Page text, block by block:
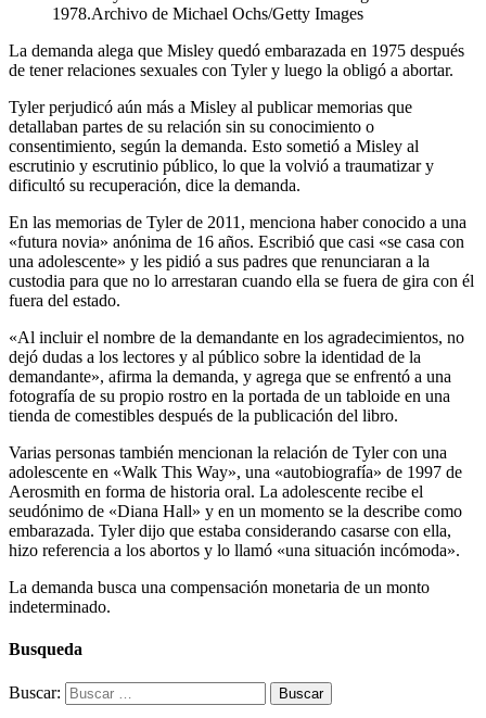
1978.Archivo de Michael Ochs/Getty Images
La demanda alega que Misley quedó embarazada en 1975 después
de tener relaciones sexuales con Tyler y luego la obligó a abortar.
Tyler perjudicó aún más a Misley al publicar memorias que
detallaban partes de su relación sin su conocimiento o
consentimiento, según la demanda. Esto sometió a Misley al
escrutinio y escrutinio público, lo que la volvió a traumatizar y
dificultó su recuperación, dice la demanda.
En las memorias de Tyler de 2011, menciona haber conocido a una
«futura novia» anónima de 16 años. Escribió que casi «se casa con
una adolescente» y les pidió a sus padres que renunciaran a la
custodia para que no lo arrestaran cuando ella se fuera de gira con él
fuera del estado.
«Al incluir el nombre de la demandante en los agradecimientos, no
dejó dudas a los lectores y al público sobre la identidad de la
demandante», afirma la demanda, y agrega que se enfrentó a una
fotografía de su propio rostro en la portada de un tabloide en una
tienda de comestibles después de la publicación del libro.
Varias personas también mencionan la relación de Tyler con una
adolescente en «Walk This Way», una «autobiografía» de 1997 de
Aerosmith en forma de historia oral. La adolescente recibe el
seudónimo de «Diana Hall» y en un momento se la describe como
embarazada. Tyler dijo que estaba considerando casarse con ella,
hizo referencia a los abortos y lo llamó «una situación incómoda».
La demanda busca una compensación monetaria de un monto
indeterminado.
Busqueda
Buscar: